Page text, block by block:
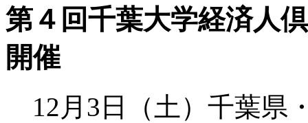
第４回千葉大学経済人
開催
12月3日（土）千葉県